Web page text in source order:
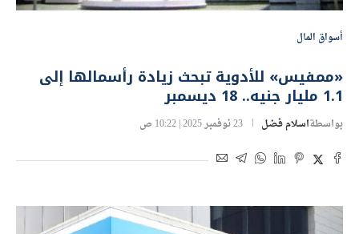
أسواق المال
«ممفيس» للأدوية تبحث زيادة رأسمالها إلى
1.1 مليار جنيه.. 18 ديسمبر
بواسطةاسلام فضل 23 نوفمبر 2025 | 10:22 ص